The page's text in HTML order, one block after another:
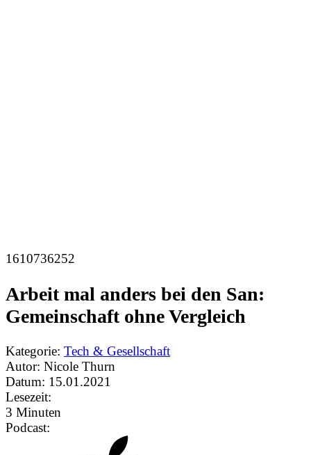
1610736252
Arbeit mal anders bei den San:
Gemeinschaft ohne Vergleich
Kategorie: Tech & Gesellschaft
Autor: Nicole Thurn
Datum: 15.01.2021
Lesezeit:
3 Minuten
Podcast: